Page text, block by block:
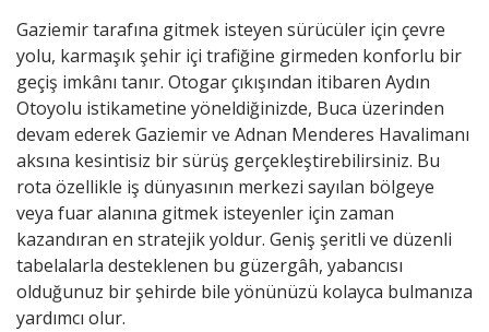
Gaziemir tarafına gitmek isteyen sürücüler için çevre
yolu, karmaşık şehir içi trafiğine girmeden konforlu bir
geçiş imkânı tanır. Otogar çıkışından itibaren Aydın
Otoyolu istikametine yöneldiğinizde, Buca üzerinden
devam ederek Gaziemir ve Adnan Menderes Havalimanı
aksına kesintisiz bir sürüş gerçekleştirebilirsiniz. Bu
rota özellikle iş dünyasının merkezi sayılan bölgeye
veya fuar alanına gitmek isteyenler için zaman
kazandıran en stratejik yoldur. Geniş şeritli ve düzenli
tabelalarla desteklenen bu güzergâh, yabancısı
olduğunuz bir şehirde bile yönünüzü kolayca bulmanıza
yardımcı olur.